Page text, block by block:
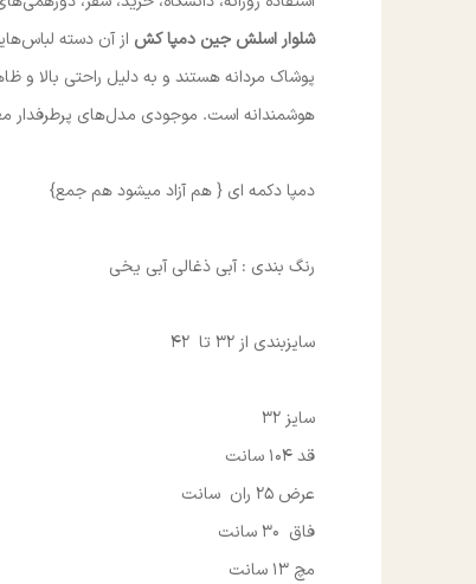
شلوار اسلش جین دمپا کش از آن دسته
پوشاک مردانه هستند و به دلیل راحتی بالا و
هوشمندانه است. موجودی مدل‌های پرطرفدار
دمپا دکمه ای { هم آزاد میشود هم جمع}
رنگ بندی : آبی ذغالی آبی یخی
سایزبندی از 32 تا 42
سایز 32
قد 104 سانت
عرض 25 ران سانت
فاق 30 سانت
مچ 13 سانت